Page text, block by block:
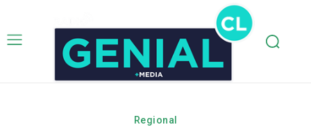
Regional